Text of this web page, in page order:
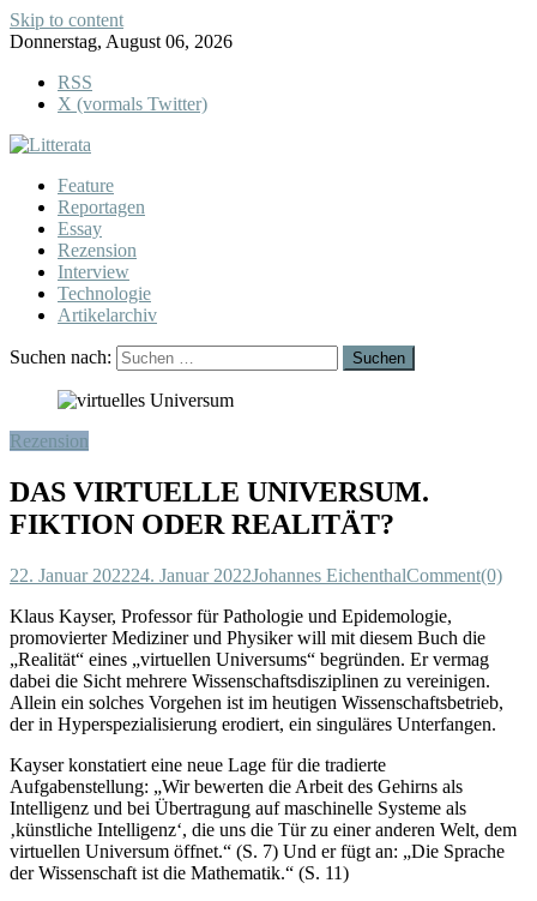
Skip to content
Donnerstag, August 06, 2026
RSS
X (vormals Twitter)
Feature
Reportagen
Essay
Rezension
Interview
Technologie
Artikelarchiv
Suchen nach:
Rezension
DAS VIRTUELLE UNIVERSUM.
FIKTION ODER REALITÄT?
22. Januar 202224. Januar 2022Johannes EichenthalComment(0)
Klaus Kayser, Professor für Pathologie und Epidemologie,
promovierter Mediziner und Physiker will mit diesem Buch die
„Realität“ eines „virtuellen Universums“ begründen. Er vermag
dabei die Sicht mehrere Wissenschaftsdisziplinen zu vereinigen.
Allein ein solches Vorgehen ist im heutigen Wissenschaftsbetrieb,
der in Hyperspezialisierung erodiert, ein singuläres Unterfangen.
Kayser konstatiert eine neue Lage für die tradierte
Aufgabenstellung: „Wir bewerten die Arbeit des Gehirns als
Intelligenz und bei Übertragung auf maschinelle Systeme als
‚künstliche Intelligenz‘, die uns die Tür zu einer anderen Welt, dem
virtuellen Universum öffnet.“ (S. 7) Und er fügt an: „Die Sprache
der Wissenschaft ist die Mathematik.“ (S. 11)